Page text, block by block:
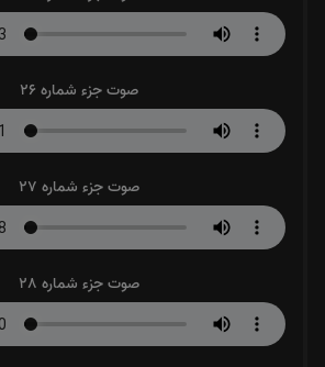
صوت جزء شماره 26
صوت جزء شماره 27
صوت جزء شماره 28